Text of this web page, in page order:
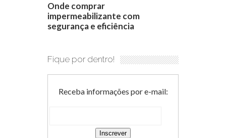
Onde comprar
impermeabilizante com
segurança e eficiência
Fique por dentro!
Receba informações por e-mail: